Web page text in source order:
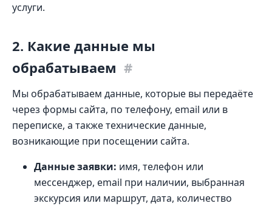
услуги.
2. Какие данные мы
обрабатываем #
Мы обрабатываем данные, которые вы передаёте
через формы сайта, по телефону, email или в
переписке, а также технические данные,
возникающие при посещении сайта.
Данные заявки: имя, телефон или
мессенджер, email при наличии, выбранная
экскурсия или маршрут, дата, количество